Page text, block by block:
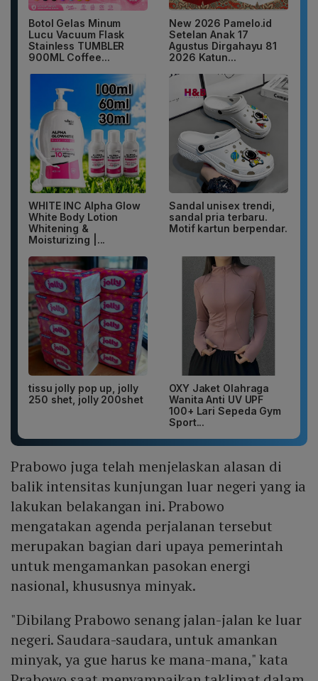
Botol Gelas Minum
Lucu Vacuum Flask
Stainless TUMBLER
900ML Coffee...
New 2026 Pamelo.id
Setelan Anak 17
Agustus Dirgahayu 81
2026 Katun...
WHITE INC Alpha Glow
White Body Lotion
Whitening &
Moisturizing |...
Sandal unisex trendi,
sandal pria terbaru.
Motif kartun berpendar.
tissu jolly pop up, jolly
250 shet, jolly 200shet
OXY Jaket Olahraga
Wanita Anti UV UPF
100+ Lari Sepeda Gym
Sport...
Prabowo juga telah menjelaskan alasan di
balik intensitas kunjungan luar negeri yang ia
lakukan belakangan ini. Prabowo
mengatakan agenda perjalanan tersebut
merupakan bagian dari upaya pemerintah
untuk mengamankan pasokan energi
nasional, khususnya minyak.
"Dibilang Prabowo senang jalan-jalan ke luar
negeri. Saudara-saudara, untuk amankan
minyak, ya gue harus ke mana-mana," kata